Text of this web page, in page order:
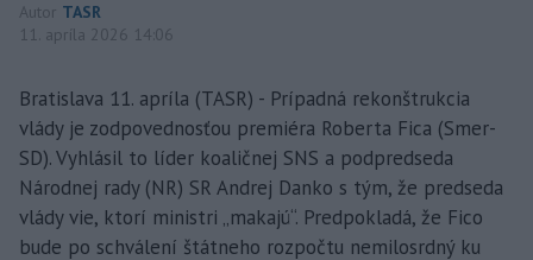
Autor TASR
11. apríla 2026 14:06
Bratislava 11. apríla (TASR) - Prípadná rekonštrukcia
vlády je zodpovednosťou premiéra Roberta Fica (Smer-
SD). Vyhlásil to líder koaličnej SNS a podpredseda
Národnej rady (NR) SR Andrej Danko s tým, že predseda
vlády vie, ktorí ministri „makajú“. Predpokladá, že Fico
bude po schválení štátneho rozpočtu nemilosrdný ku